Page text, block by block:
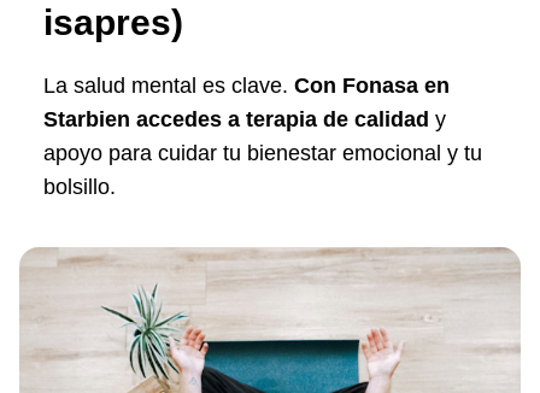
isapres)
La salud mental es clave. Con Fonasa en
Starbien accedes a terapia de calidad y
apoyo para cuidar tu bienestar emocional y tu
bolsillo.